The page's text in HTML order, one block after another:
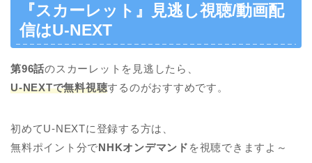
『スカーレット』見逃し視聴/動画配
信はU-NEXT
第96話のスカーレットを見逃したら、
U-NEXTで無料視聴するのがおすすめです。
初めてU-NEXTに登録する方は、
無料ポイント分でNHKオンデマンド を視聴できますよ～